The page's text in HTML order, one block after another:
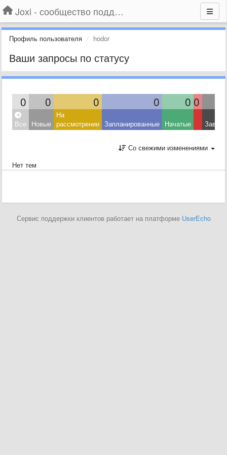
Joxi - сообщество поддержки
Профиль пользователя hodor
Ваши запросы по статусу
0 0 0 0 0 0
Все Новые
На
рассмотрении Запланированные Начатые
Со свежими изменениями
Нет тем
Сервис поддержки клиентов работает на платформе UserEcho